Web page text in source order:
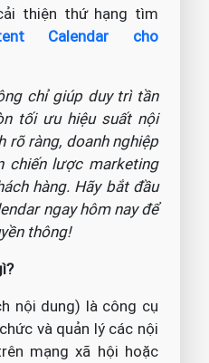
thiện thứ hạng tìm
Calendar cho
chỉ giúp duy trì tần
tối ưu hiệu suất nội
rõ ràng, doanh nghiệp
chiến lược marketing
hàng. Hãy bắt đầu
ngay hôm nay để
thông!
nội dung) là công cụ
và quản lý các nội
mạng xã hội hoặc